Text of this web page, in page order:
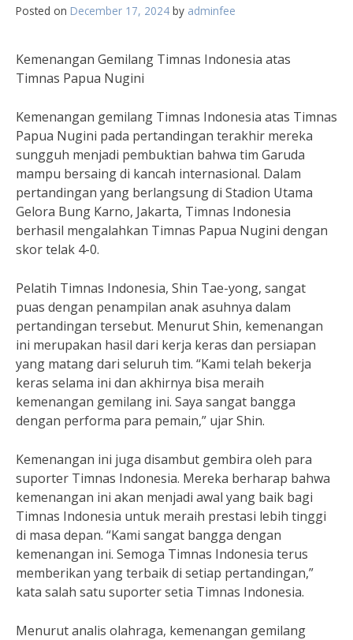
Posted on December 17, 2024 by adminfee
Kemenangan Gemilang Timnas Indonesia atas
Timnas Papua Nugini
Kemenangan gemilang Timnas Indonesia atas Timnas
Papua Nugini pada pertandingan terakhir mereka
sungguh menjadi pembuktian bahwa tim Garuda
mampu bersaing di kancah internasional. Dalam
pertandingan yang berlangsung di Stadion Utama
Gelora Bung Karno, Jakarta, Timnas Indonesia
berhasil mengalahkan Timnas Papua Nugini dengan
skor telak 4-0.
Pelatih Timnas Indonesia, Shin Tae-yong, sangat
puas dengan penampilan anak asuhnya dalam
pertandingan tersebut. Menurut Shin, kemenangan
ini merupakan hasil dari kerja keras dan persiapan
yang matang dari seluruh tim. “Kami telah bekerja
keras selama ini dan akhirnya bisa meraih
kemenangan gemilang ini. Saya sangat bangga
dengan performa para pemain,” ujar Shin.
Kemenangan ini juga disambut gembira oleh para
suporter Timnas Indonesia. Mereka berharap bahwa
kemenangan ini akan menjadi awal yang baik bagi
Timnas Indonesia untuk meraih prestasi lebih tinggi
di masa depan. “Kami sangat bangga dengan
kemenangan ini. Semoga Timnas Indonesia terus
memberikan yang terbaik di setiap pertandingan,”
kata salah satu suporter setia Timnas Indonesia.
Menurut analis olahraga, kemenangan gemilang